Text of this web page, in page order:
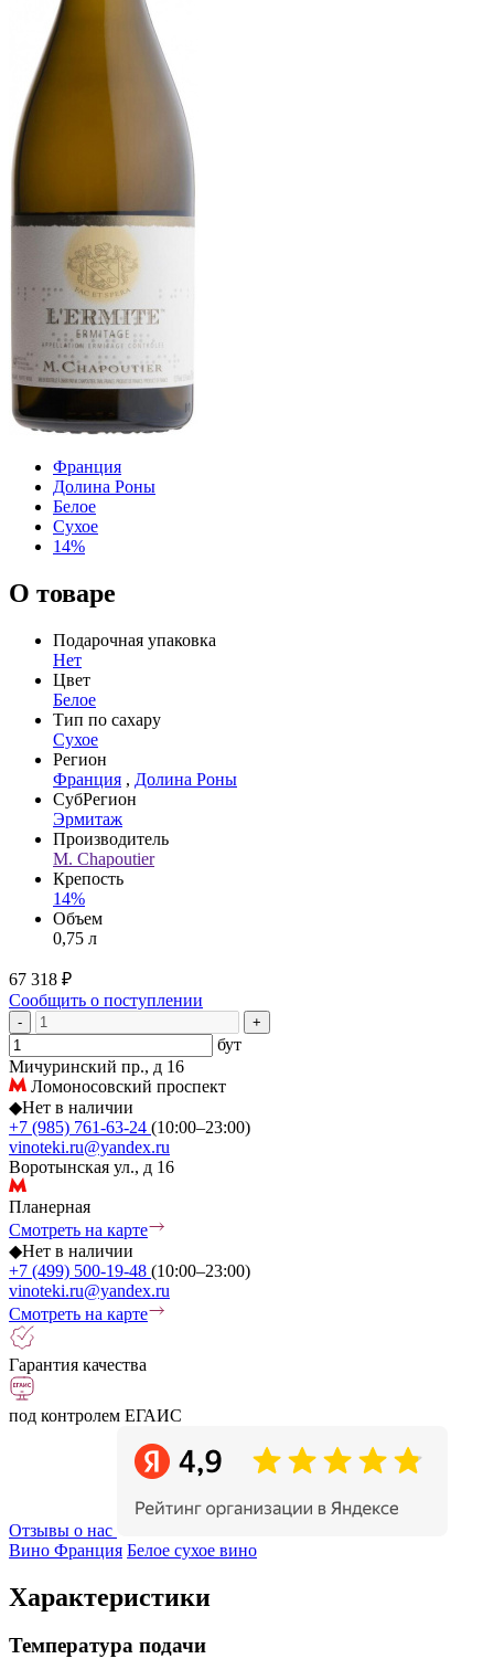
Франция
Долина Роны
Белое
Сухое
14%
О товаре
Подарочная упаковка
Нет
Цвет
Белое
Тип по сахару
Сухое
Регион
Франция , Долина Роны
СубРегион
Эрмитаж
Производитель
M. Chapoutier
Крепость
14%
Объем
0,75 л
67 318 ₽
Сообщить о поступлении
- +
бут
Мичуринский пр., д 16
Ломоносовский проспект
◆Нет в наличии
+7 (985) 761-63-24 (10:00–23:00)
vinoteki.ru@yandex.ru
Воротынская ул., д 16
Планерная
Смотреть на карте
◆Нет в наличии
+7 (499) 500-19-48 (10:00–23:00)
vinoteki.ru@yandex.ru
Смотреть на карте
Гарантия качества
под контролем ЕГАИС
Отзывы о нас
Вино Франция Белое сухое вино
Характеристики
Температура подачи